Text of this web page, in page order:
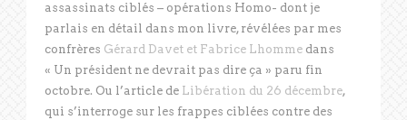
assassinats ciblés – opérations Homo- dont je
parlais en détail dans mon livre, révélées par mes
confrères Gérard Davet et Fabrice Lhomme dans
« Un président ne devrait pas dire ça » paru fin
octobre. Ou l’article de Libération du 26 décembre,
qui s’interroge sur les frappes ciblées contre des